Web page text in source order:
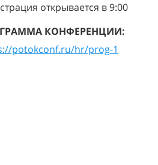
открывается в 9:00
КОНФЕРЕНЦИИ:
potokconf.ru/hr/prog-1